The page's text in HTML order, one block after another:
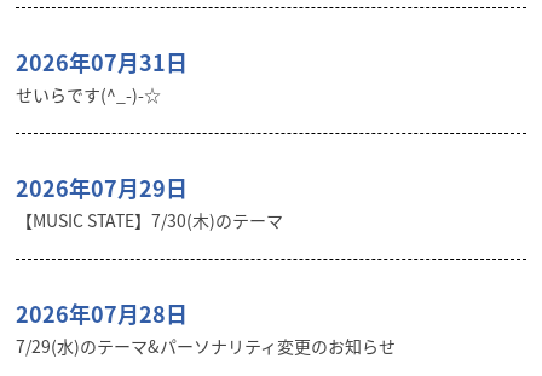
2026年07月31日
せいらです(^_-)-☆
2026年07月29日
【MUSIC STATE】7/30(木)のテーマ
2026年07月28日
7/29(水)のテーマ&パーソナリティ変更のお知らせ